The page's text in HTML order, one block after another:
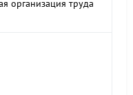
организация труда